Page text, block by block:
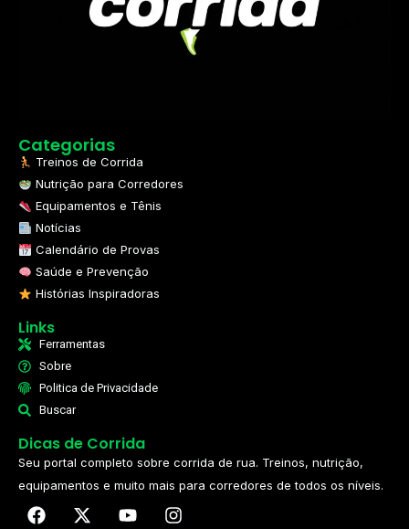
Categorias
Treinos de Corrida
Nutrição para Corredores
Equipamentos e Tênis
Notícias
Calendário de Provas
Saúde e Prevenção
Histórias Inspiradoras
Links
Ferramentas
Sobre
Politica de Privacidade
Buscar
Dicas de Corrida
Seu portal completo sobre corrida de rua. Treinos, nutrição,
equipamentos e muito mais para corredores de todos os níveis.​